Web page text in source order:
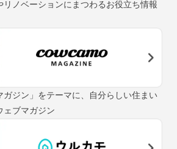
ノベーションにまつわるお役立ち情報
ガジン」をテーマに、自分らしい住まい
ェブマガジン